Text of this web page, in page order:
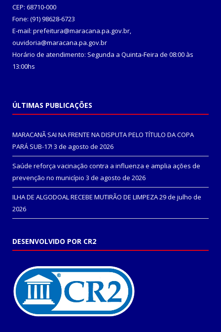
CEP: 68710-000
Fone: (91) 98628-6723
E-mail: prefeitura@maracana.pa.gov.br,
ouvidoria@maracana.pa.gov.br
Horário de atendimento: Segunda a Quinta-Feira de 08:00 às
13:00hs
ÚLTIMAS PUBLICAÇÕES
MARACANÃ SAI NA FRENTE NA DISPUTA PELO TÍTULO DA COPA
PARÁ SUB-17! 3 de agosto de 2026
Saúde reforça vacinação contra a influenza e amplia ações de
prevenção no município 3 de agosto de 2026
ILHA DE ALGODOAL RECEBE MUTIRÃO DE LIMPEZA29 de julho de
2026
DESENVOLVIDO POR CR2